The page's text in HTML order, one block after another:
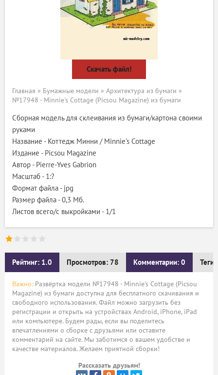
Скачать файл!
Главная » Бумажные модели » Архитектура из бумаги »
№17948 - Minnie's Cottage (Picsou Magazine) из бумаги
Сборная модель для склеивания из бумаги/картона своими
руками
Название - Коттедж Минни / Minnie's Cottage
Издание - Picsou Magazine
Автор - Pierre-Yves Gabrion
Масштаб - 1:?
Формат файла - jpg
Размер файла - 0,3 Мб.
Листов всего/с выкройками - 1/1
Рейтинг: 1.0 Просмотров: 78 Комментарии: 0 Теги:
Важно: Развёртка модели №17948 - Minnie's Cottage (Picsou
Magazine) из бумаги доступна для бесплатного скачивания и
свободного использования. Файл можно загрузить без
регистрации и открыть на устройствах Android, iPhone, iPad
или компьютере. Будем рады, если вы поделитесь
впечатлениями о сборке с друзьями или оставите
комментарий на сайте. Мы заботимся о вашем удобстве и
качестве материалов. Желаем приятной сборки!
Рассказать друзьям!